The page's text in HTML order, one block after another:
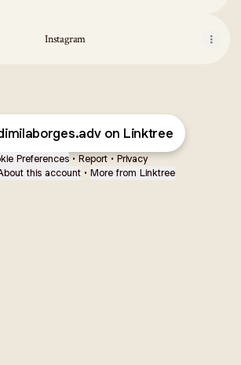
Instagram
on Linktree
Preferences • Report • Privacy
this account • More from Linktree